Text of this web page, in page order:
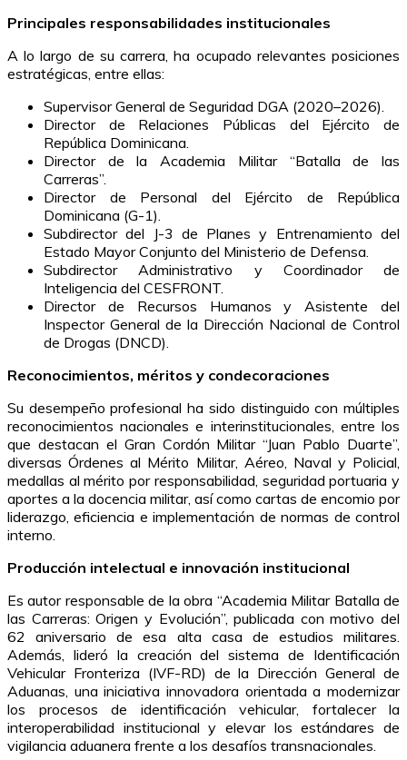
Principales responsabilidades institucionales
A lo largo de su carrera, ha ocupado relevantes posiciones
estratégicas, entre ellas:
Supervisor General de Seguridad DGA (2020–2026).
Director de Relaciones Públicas del Ejército de
República Dominicana.
Director de la Academia Militar “Batalla de las
Carreras”.
Director de Personal del Ejército de República
Dominicana (G-1).
Subdirector del J-3 de Planes y Entrenamiento del
Estado Mayor Conjunto del Ministerio de Defensa.
Subdirector Administrativo y Coordinador de
Inteligencia del CESFRONT.
Director de Recursos Humanos y Asistente del
Inspector General de la Dirección Nacional de Control
de Drogas (DNCD).
Reconocimientos, méritos y condecoraciones
Su desempeño profesional ha sido distinguido con múltiples
reconocimientos nacionales e interinstitucionales, entre los
que destacan el Gran Cordón Militar “Juan Pablo Duarte”,
diversas Órdenes al Mérito Militar, Aéreo, Naval y Policial,
medallas al mérito por responsabilidad, seguridad portuaria y
aportes a la docencia militar, así como cartas de encomio por
liderazgo, eficiencia e implementación de normas de control
interno.
Producción intelectual e innovación institucional
Es autor responsable de la obra “Academia Militar Batalla de
las Carreras: Origen y Evolución”, publicada con motivo del
62 aniversario de esa alta casa de estudios militares.
Además, lideró la creación del sistema de Identificación
Vehicular Fronteriza (IVF-RD) de la Dirección General de
Aduanas, una iniciativa innovadora orientada a modernizar
los procesos de identificación vehicular, fortalecer la
interoperabilidad institucional y elevar los estándares de
vigilancia aduanera frente a los desafíos transnacionales.